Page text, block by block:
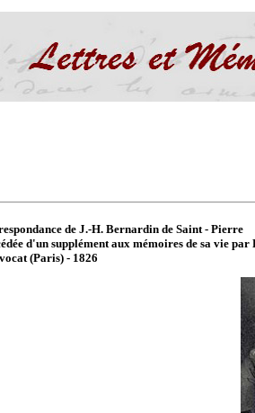
de J.-H. Bernardin de Saint - Pierre
d'un supplément aux mémoires de sa vie
(Paris) - 1826